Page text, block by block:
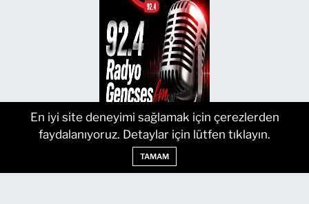
En iyi site deneyimi sağlamak için çerezlerden
faydalanıyoruz. Detaylar için lütfen tıklayın.
TAMAM